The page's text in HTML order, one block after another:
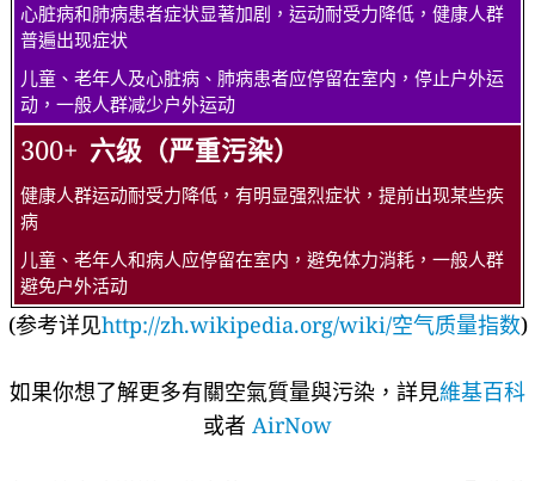
心脏病和肺病患者症状显著加剧，运动耐受力降低，健康人群
普遍出现症状
儿童、老年人及心脏病、肺病患者应停留在室内，停止户外运
动，一般人群减少户外运动
300+ 六级（严重污染）
健康人群运动耐受力降低，有明显强烈症状，提前出现某些疾
病
儿童、老年人和病人应停留在室内，避免体力消耗，一般人群
避免户外活动
(参考详见http://zh.wikipedia.org/wiki/空气质量指数)
如果你想了解更多有關空氣質量與污染，詳見維基百科
或者 AirNow